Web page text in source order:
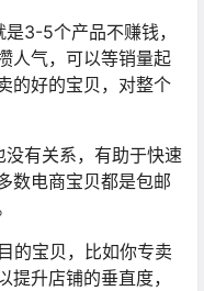
3-5个产品不赚钱，
人气，可以等销量起
的好的宝贝，对整个
有关系，有助于快速
数电商宝贝都是包邮
的宝贝，比如你专卖
升店铺的垂直度，